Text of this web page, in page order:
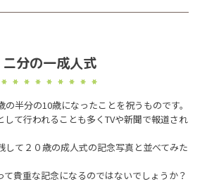
ニ分の一成人式
半分の10歳になったことを祝うものです。
て行われることも多くTVや新聞で報道され
して２０歳の成人式の記念写真と並べてみた
貴重な記念になるのではないでしょうか？